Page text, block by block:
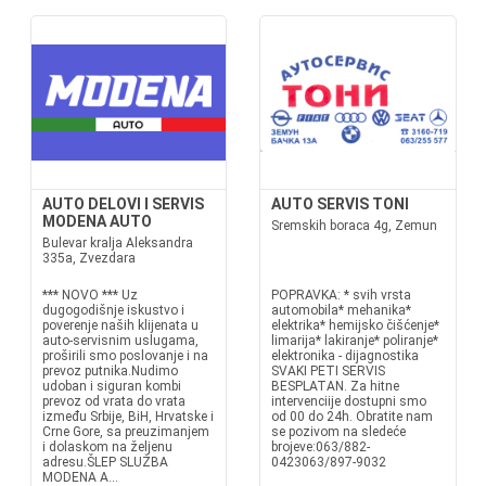
AUTO DELOVI I SERVIS
MODENA AUTO
Bulevar kralja Aleksandra
335a, Zvezdara
*** NOVO *** Uz
dugogodišnje iskustvo i
poverenje naših klijenata u
auto-servisnim uslugama,
proširili smo poslovanje i na
prevoz putnika.Nudimo
udoban i siguran kombi
prevoz od vrata do vrata
između Srbije, BiH, Hrvatske i
Crne Gore, sa preuzimanjem
i dolaskom na željenu
adresu.ŠLEP SLUŽBA
MODENA A...
AUTO SERVIS TONI
Sremskih boraca 4g, Zemun
POPRAVKA: * svih vrsta
automobila* mehanika*
elektrika* hemijsko čišćenje*
limarija* lakiranje* poliranje*
elektronika - dijagnostika
SVAKI PETI SERVIS
BESPLATAN. Za hitne
intervenciije dostupni smo
od 00 do 24h. Obratite nam
se pozivom na sledeće
brojeve:063/882-
0423063/897-9032